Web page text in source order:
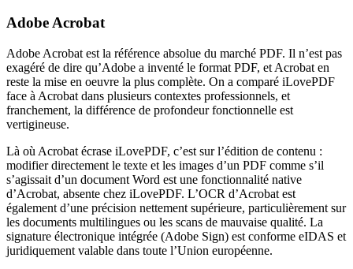
Adobe Acrobat
Adobe Acrobat est la référence absolue du marché PDF. Il n’est pas
exagéré de dire qu’Adobe a inventé le format PDF, et Acrobat en
reste la mise en oeuvre la plus complète. On a comparé iLovePDF
face à Acrobat dans plusieurs contextes professionnels, et
franchement, la différence de profondeur fonctionnelle est
vertigineuse.
Là où Acrobat écrase iLovePDF, c’est sur l’édition de contenu :
modifier directement le texte et les images d’un PDF comme s’il
s’agissait d’un document Word est une fonctionnalité native
d’Acrobat, absente chez iLovePDF. L’OCR d’Acrobat est
également d’une précision nettement supérieure, particulièrement sur
les documents multilingues ou les scans de mauvaise qualité. La
signature électronique intégrée (Adobe Sign) est conforme eIDAS et
juridiquement valable dans toute l’Union européenne.